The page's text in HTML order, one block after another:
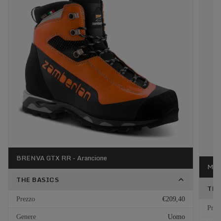
BRENVA GTX RR - Arancione
THE BASICS
Prezzo €209,40
Genere Uomo